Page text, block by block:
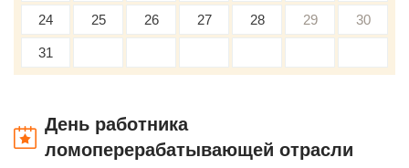
24 25 26 27 28 29 30
31
День работника
ломоперерабатывающей отрасли